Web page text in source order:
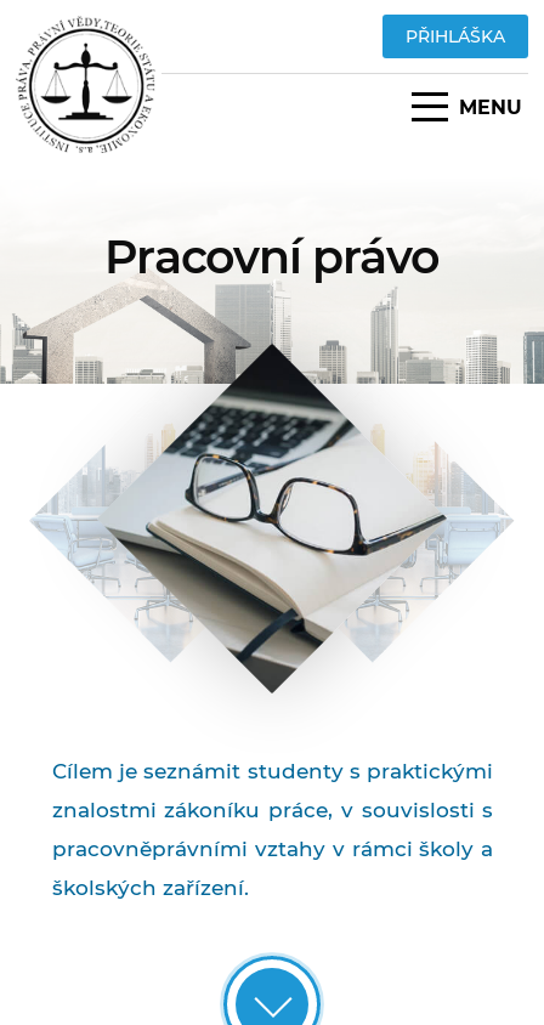
PŘIHLÁŠKA
MENU
Pracovní právo
Cílem je seznámit studenty s praktickými
znalostmi zákoníku práce, v souvislosti s
pracovněprávními vztahy v rámci školy a
školských zařízení.